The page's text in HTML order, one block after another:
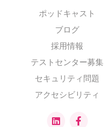
ポッドキャスト
ブログ
採用情報
テストセンター募集
セキュリティ問題
アクセシビリティ